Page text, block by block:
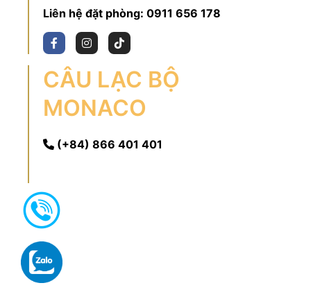
Liên hệ đặt phòng: 0911 656 178
CÂU LẠC BỘ
MONACO
(+84) 866 401 401